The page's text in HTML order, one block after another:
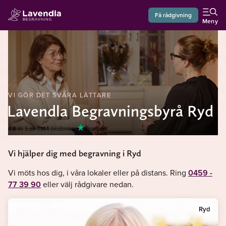
Få rådgivning
Meny
VI GÖR DET SVÅRA LÄTTARE
Lavendla Begravningsbyrå Ryd
4.8av 5 på7,194omdömen
Vi hjälper dig med begravning i Ryd
Vi möts hos dig, i våra lokaler eller på distans. Ring 0459 -
77 39 90eller välj rådgivare nedan.
Ryd